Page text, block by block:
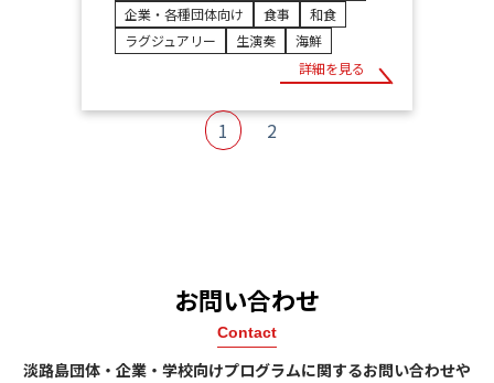
企業・各種団体向け
食事
和食
ラグジュアリー
生演奏
海鮮
詳細を見る
戻る1 2
お問い合わせ
Contact
淡路島団体・企業・学校向けプログラムに関するお問い合わせや